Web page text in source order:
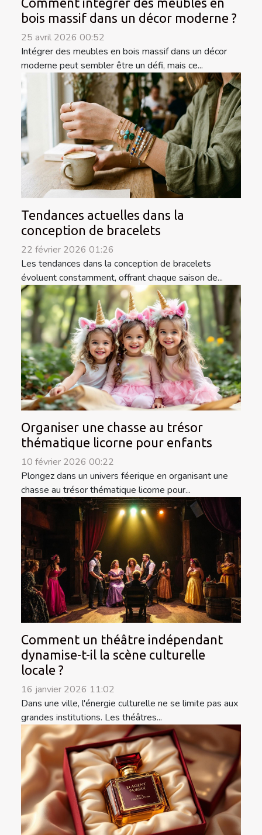
Comment intégrer des meubles en
bois massif dans un décor moderne ?
25 avril 2026 00:52
Intégrer des meubles en bois massif dans un décor
moderne peut sembler être un défi, mais ce...
Tendances actuelles dans la
conception de bracelets
22 février 2026 01:26
Les tendances dans la conception de bracelets
évoluent constamment, offrant chaque saison de...
Organiser une chasse au trésor
thématique licorne pour enfants
10 février 2026 00:22
Plongez dans un univers féerique en organisant une
chasse au trésor thématique licorne pour...
Comment un théâtre indépendant
dynamise-t-il la scène culturelle
locale ?
16 janvier 2026 11:02
Dans une ville, l'énergie culturelle ne se limite pas aux
grandes institutions. Les théâtres...